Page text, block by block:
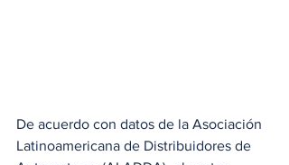
De acuerdo con datos de la Asociación
Latinoamericana de Distribuidores de